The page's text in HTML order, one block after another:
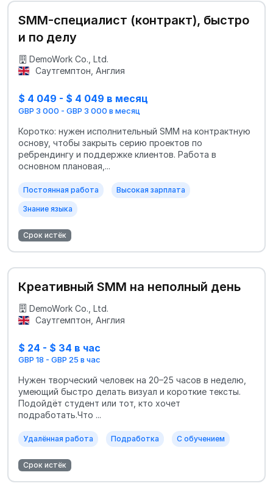
SMM-специалист (контракт), быстро
и по делу
DemoWork Co., Ltd.
Саутгемптон, Англия
$ 4 049 - $ 4 049 в месяц
GBP 3 000 - GBP 3 000 в месяц
Коротко: нужен исполнительный SMM на контрактную
основу, чтобы закрыть серию проектов по
ребрендингу и поддержке клиентов. Работа в
основном плановая,...
Постоянная работа Высокая зарплата
Знание языка
Срок истёк
Креативный SMM на неполный день
DemoWork Co., Ltd.
Саутгемптон, Англия
$ 24 - $ 34 в час
GBP 18 - GBP 25 в час
Нужен творческий человек на 20–25 часов в неделю,
умеющий быстро делать визуал и короткие тексты.
Подойдёт студент или тот, кто хочет
подработать.Что ...
Удалённая работа Подработка С обучением
Срок истёк